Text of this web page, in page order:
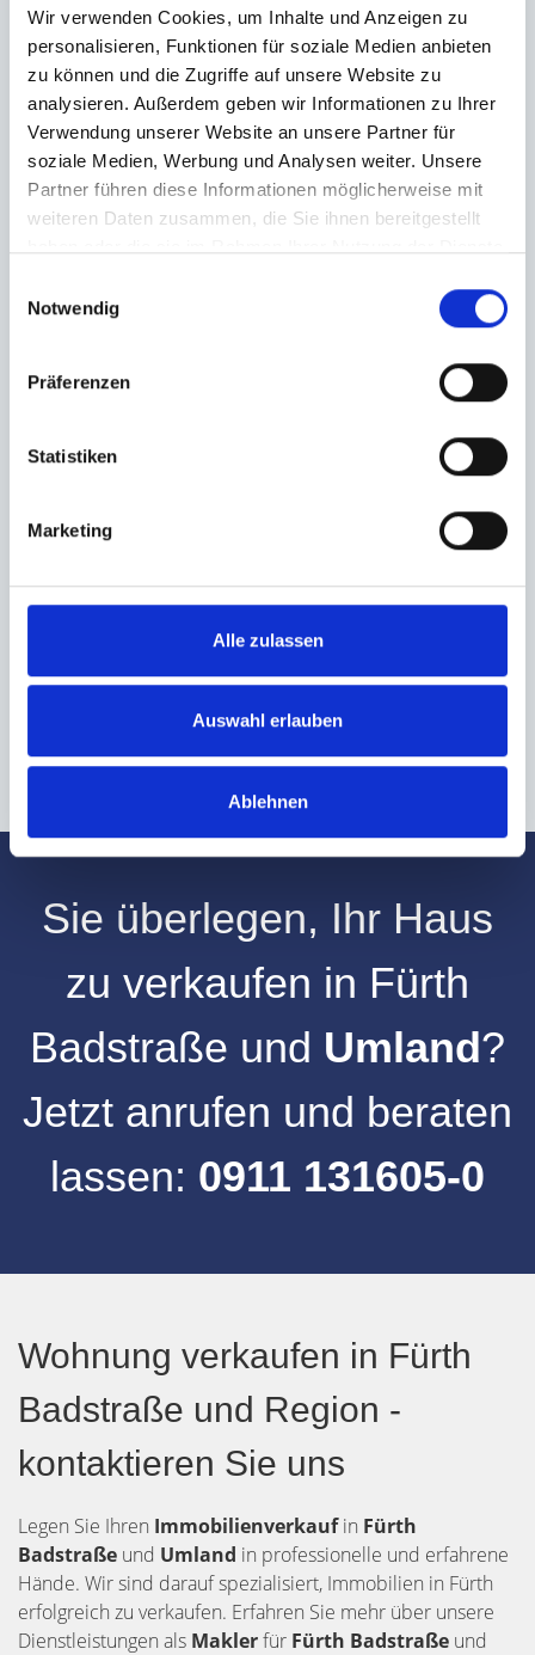
Wir verwenden Cookies, um Inhalte und Anzeigen zu
personalisieren, Funktionen für soziale Medien anbieten
zu können und die Zugriffe auf unsere Website zu
analysieren. Außerdem geben wir Informationen zu Ihrer
Verwendung unserer Website an unsere Partner für
soziale Medien, Werbung und Analysen weiter. Unsere
Partner führen diese Informationen möglicherweise mit
weiteren Daten zusammen, die Sie ihnen bereitgestellt
Notwendig
Präferenzen
Statistiken
Marketing
Alle zulassen
Auswahl erlauben
Ablehnen
Ich habe die
zur Kenntnis genommen. Ich stimme
elektronisch erhoben und gespeichert werden.
Hinweis: Sie können Ihre Einwilligung jederzeit für die Zukunft per E-Mail
an info@hegerich-immobilien.de widerrufen. *
* Pflichtfelder
Absenden
Sie überlegen, Ihr Haus
zu verkaufen in Fürth
Badstraße und Umland?
Jetzt anrufen und beraten
lassen: 0911 131605-0
Wohnung verkaufen in Fürth
Badstraße und Region -
kontaktieren Sie uns
Legen Sie Ihren Immobilienverkaufin Fürth
Badstraße und Umland in professionelle und erfahrene
Hände. Wir sind darauf spezialisiert, Immobilien in Fürth
erfolgreich zu verkaufen. Erfahren Sie mehr über unsere
Dienstleistungen als Maklerfür Fürth Badstraße und